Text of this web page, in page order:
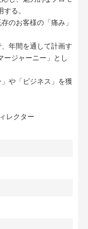
る。
のお客様の「痛み」
年間を通して計画す
ージャーニー」とし
や「ビジネス」を獲
レクター